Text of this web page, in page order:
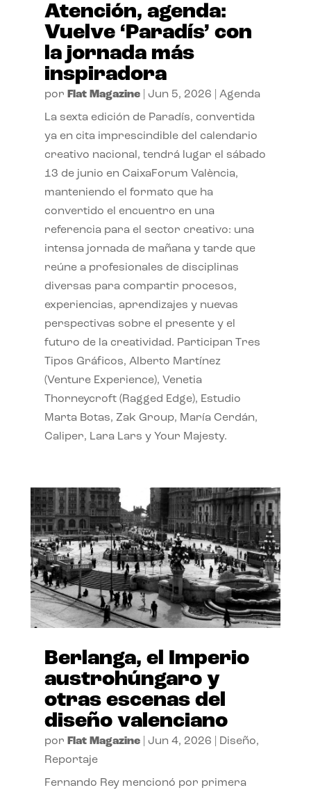
Atención, agenda:
Vuelve ‘Paradís’ con
la jornada más
inspiradora
por Flat Magazine| Jun 5, 2026 Agenda
La sexta edición de Paradís, convertida
ya en cita imprescindible del calendario
creativo nacional, tendrá lugar el sábado
13 de junio en CaixaForum València,
manteniendo el formato que ha
convertido el encuentro en una
referencia para el sector creativo: una
intensa jornada de mañana y tarde que
reúne a profesionales de disciplinas
diversas para compartir procesos,
experiencias, aprendizajes y nuevas
perspectivas sobre el presente y el
futuro de la creatividad. Participan Tres
Tipos Gráficos, Alberto Martínez
(Venture Experience), Venetia
Thorneycroft (Ragged Edge), Estudio
Marta Botas, Zak Group, María Cerdán,
Caliper, Lara Lars y Your Majesty.
Berlanga, el Imperio
austrohúngaro y
otras escenas del
diseño valenciano
por Flat Magazine| Jun 4, 2026 Diseño,
Reportaje
Fernando Rey mencionó por primera